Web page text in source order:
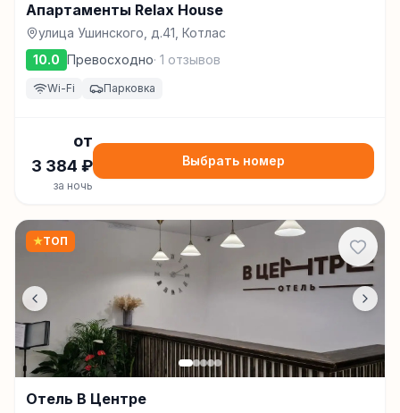
Апартаменты Relax House
улица Ушинского, д.41, Котлас
10.0 Превосходно· 1 отзывов
Wi-Fi Парковка
от
3 384 ₽
за ночь
Выбрать номер
★ТОП
Отель В Центре